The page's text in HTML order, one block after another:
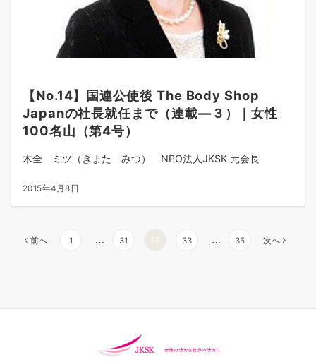
【No.14】国連公使後 The Body Shop
Japanの社長就任まで（連載―３）｜女性
100名山（第4号）
木全 ミツ（きまた みつ） NPO法人JKSK 元会長
2015年4月8日
前へ 1 … 31 32 33 … 35 次へ